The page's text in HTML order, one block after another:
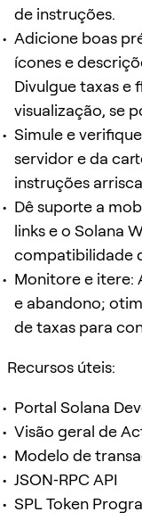
de instruções.
Adicione boas
ícones e
Divulgue taxas e
visualização, se
Simule e
servidor e da
instruções
Dê suporte a
links e o Solana
compatibilidade
Monitore e itere:
e abandono;
de taxas para
Recursos úteis:
Portal Solana
Visão geral de
Modelo de
JSON‑RPC API
SPL Token